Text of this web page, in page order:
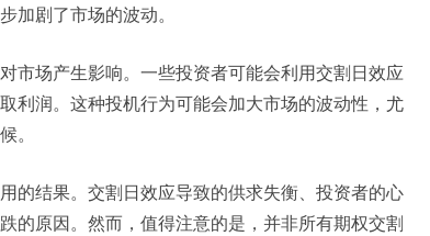
加剧了市场的波动。
市场产生影响。一些投资者可能会利用交割日效应
利润。这种投机行为可能会加大市场的波动性，尤
。
的结果。交割日效应导致的供求失衡、投资者的心
的原因。然而，值得注意的是，并非所有期权交割